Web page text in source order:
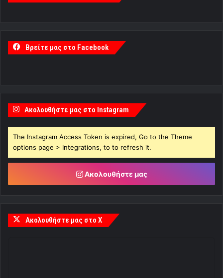
Βρείτε μας στο Facebook
Ακολουθήστε μας στο Instagram
The Instagram Access Token is expired, Go to the Theme
options page > Integrations, to to refresh it.
Ακολουθήστε μας
Ακολουθήστε μας στο X